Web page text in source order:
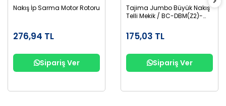
Nakış İp Sarma Motor Rotoru
276,94 TL
Sipariş Ver
Tajima Jumbo Büyük Nakış
Telli Mekik / BC-DBM(Z2)-
175,03 TL
Sipariş Ver